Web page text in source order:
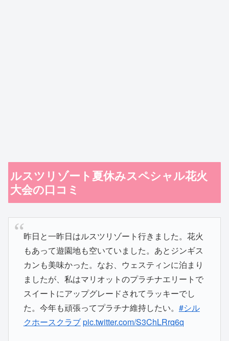
ルスツリゾート夏休みスペシャル花火
大会の口コミ
昨日と一昨日はルスツリゾート行きました。花火
もあって遊園地も空いていました。あとジンギス
カンも美味かった。なお、ウェスティンに泊まり
ましたが、私はマリオットのプラチナエリートで
スイートにアップグレードされてラッキーでし
た。今年も頑張ってプラチナ維持したい。 #シル
クホースクラブpic.twitter.com/S3ChLRrq6q